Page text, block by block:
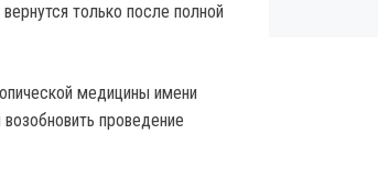
только после полной
медицины имени
проведение